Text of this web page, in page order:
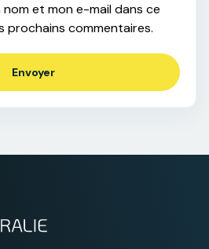
et mon e-mail dans ce
prochains commentaires.